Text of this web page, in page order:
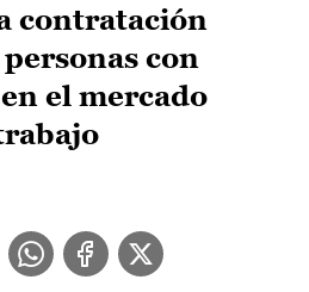
contratación
con
el mercado